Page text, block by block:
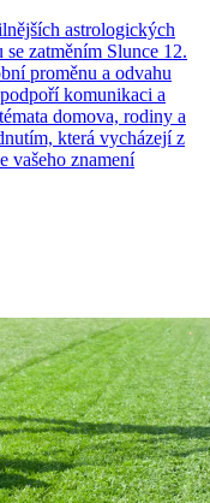
astrologických
zatměním Slunce 12.
proměnu a odvahu
komunikaci a
domova, rodiny a
která vycházejí z
vašeho znamení